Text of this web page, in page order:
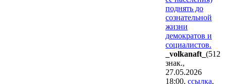
поднять до
сознательной
жизни
демократов и
социалистов.
_volkanaft_ (512
знак.,
27.05.2026
18:00, ссылка,